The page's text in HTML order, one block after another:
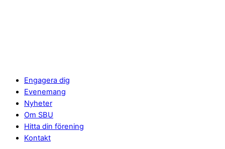
Engagera dig
Evenemang
Nyheter
Om SBU
Hitta din förening
Kontakt